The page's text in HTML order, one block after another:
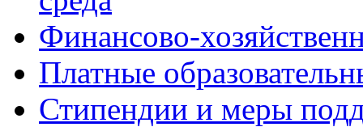
Финансово-
Платные
Стипендии и меры